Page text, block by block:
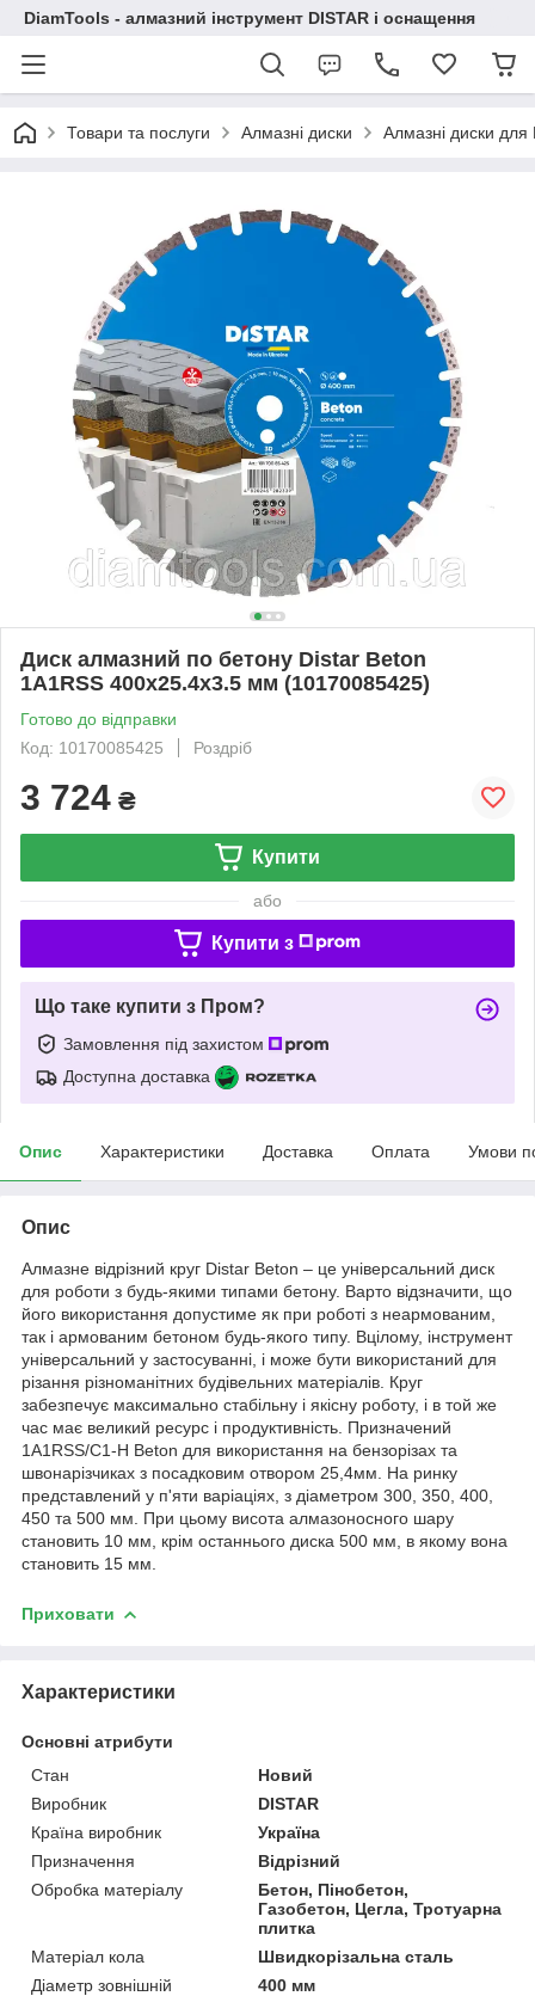
DiamTools - алмазний інструмент DISTAR і оснащення
Товари та послуги Алмазні диски Алмазні диски для
Диск алмазний по бетону Distar Beton
1A1RSS 400x25.4x3.5 мм (10170085425)
Готово до відправки
Код: 10170085425
Роздріб
3 724 ₴
Купити
або
Купити з
Що таке купити з Пром?
Замовлення під захистом
Доступна доставка
Опис Характеристики Доставка Оплата Умови
Опис
Алмазне відрізний круг Distar Beton – це універсальний диск
для роботи з будь-якими типами бетону. Варто відзначити, що
його використання допустиме як при роботі з неармованим,
так і армованим бетоном будь-якого типу. Вцілому, інструмент
універсальний у застосуванні, і може бути використаний для
різання різноманітних будівельних матеріалів. Круг
забезпечує максимально стабільну і якісну роботу, і в той же
час має великий ресурс і продуктивність. Призначений
1A1RSS/C1-H Beton для використання на бензорізах та
швонарізчиках з посадковим отвором 25,4мм. На ринку
представлений у п'яти варіаціях, з діаметром 300, 350, 400,
450 та 500 мм. При цьому висота алмазоносного шару
становить 10 мм, крім останнього диска 500 мм, в якому вона
становить 15 мм.
Приховати
Характеристики
Основні атрибути
Стан
Новий
Виробник
DISTAR
Країна виробник
Україна
Призначення
Відрізний
Обробка матеріалу
Бетон, Пінобетон,
Газобетон, Цегла, Тротуарна
плитка
Матеріал кола
Швидкорізальна сталь
Діаметр зовнішній
400 мм